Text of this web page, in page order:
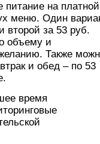
питание на платной
меню. Один
второй за 53 руб.
объему и
Также
и обед – по 53
время